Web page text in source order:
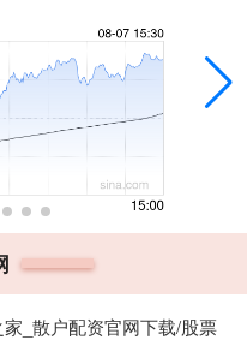
_散户配资官网下载/股票